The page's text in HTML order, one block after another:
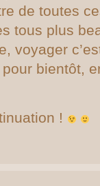
de toutes
tous plus
voyager
bientôt,
!